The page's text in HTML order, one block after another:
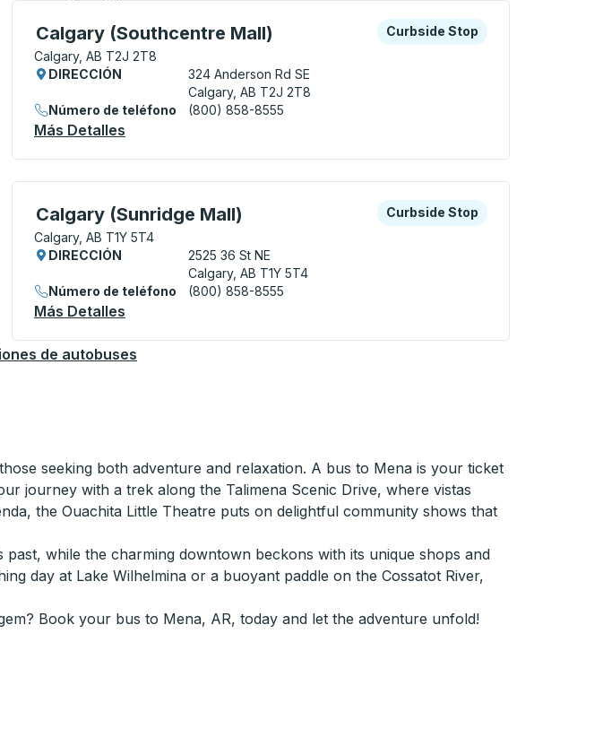
más sobre esta estación de autobuses.
Calgary (Southcentre Mall)
Curbside Stop, utilice las teclas de flecha o la tecla tabulador para explorar más
Calgary, AB T2J 2T8
Curbside Stop
Curbside Stop
DIRECCIÓN
324 Anderson Rd SE
Calgary, AB T2J 2T8
Número de teléfono
(800) 858-8555
Más Detalles
más sobre esta estación de autobuses.
Calgary (Sunridge Mall)
Curbside Stop, utilice las teclas de flecha o la tecla tabulador para explorar más
Calgary, AB T1Y 5T4
Curbside Stop
Curbside Stop
DIRECCIÓN
2525 36 St NE
Calgary, AB T1Y 5T4
Número de teléfono
(800) 858-8555
Más Detalles
de autobuses
seeking both adventure and relaxation. A bus to Mena is your ticket
journey with a trek along the Talimena Scenic Drive, where vistas
the Ouachita Little Theatre puts on delightful community shows that
while the charming downtown beckons with its unique shops and
day at Lake Wilhelmina or a buoyant paddle on the Cossatot River,
Book your bus to Mena, AR, today and let the adventure unfold!